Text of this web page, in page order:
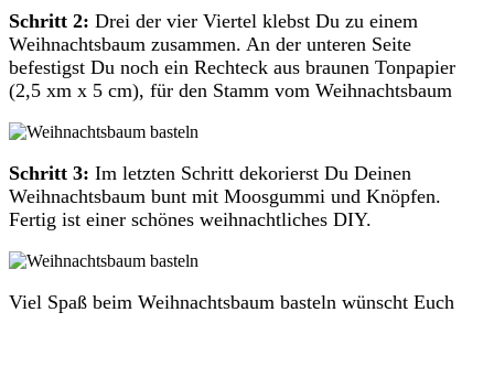
Schritt 2: Drei der vier Viertel klebst Du zu einem
Weihnachtsbaum zusammen. An der unteren Seite
befestigst Du noch ein Rechteck aus braunen Tonpapier
(2,5 xm x 5 cm), für den Stamm vom Weihnachtsbaum
Schritt 3: Im letzten Schritt dekorierst Du Deinen
Weihnachtsbaum bunt mit Moosgummi und Knöpfen.
Fertig ist einer schönes weihnachtliches DIY.
Viel Spaß beim Weihnachtsbaum basteln wünscht Euch